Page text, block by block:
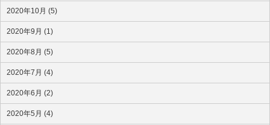
2020年10月 (5)
2020年9月 (1)
2020年8月 (5)
2020年7月 (4)
2020年6月 (2)
2020年5月 (4)